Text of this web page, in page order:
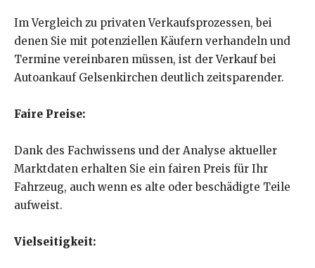
Im Vergleich zu privaten Verkaufsprozessen, bei
denen Sie mit potenziellen Käufern verhandeln und
Termine vereinbaren müssen, ist der Verkauf bei
Autoankauf Gelsenkirchen deutlich zeitsparender.
Faire Preise:
Dank des Fachwissens und der Analyse aktueller
Marktdaten erhalten Sie ein fairen Preis für Ihr
Fahrzeug, auch wenn es alte oder beschädigte Teile
aufweist.
Vielseitigkeit: